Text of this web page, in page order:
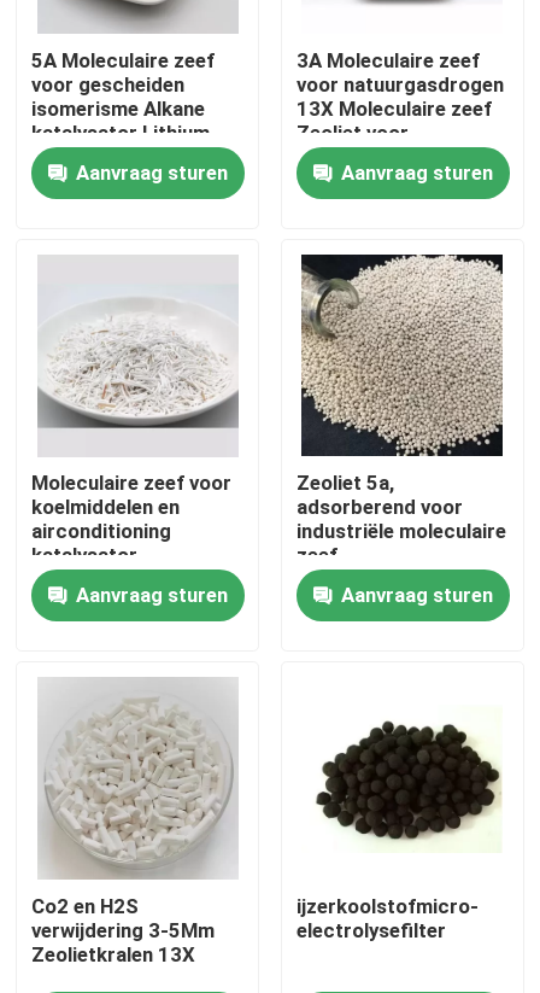
Producten
Over ons
Fabriekstocht
Kwaliteitscontrole
Neem contact met ons op
Vraag een offerte
PSA-moleculaire zeef
5A Moleculaire zeef
voor gescheiden
isomerisme Alkane
katalysator Lithium
Moleculaire zeef
Zuurstof Mcm 22
Zeoliet
Aanvraag sturen
3A Moleculaire zeef
voor natuurgasdrogen
13X Moleculaire zeef
Zeoliet voor
zuurstofconcentrator
Aanvraag sturen
Moleculaire zeef voor
koelmiddelen en
airconditioning
katalysator
Moleculaire zeef 5A
Aanvraag sturen
Zeoliet 5a,
adsorberend voor
industriële moleculaire
zeef
Aanvraag sturen
Co2 en H2S
verwijdering 3-5Mm
Zeolietkralen 13X
ijzerkoolstofmicro-
electrolysefilter